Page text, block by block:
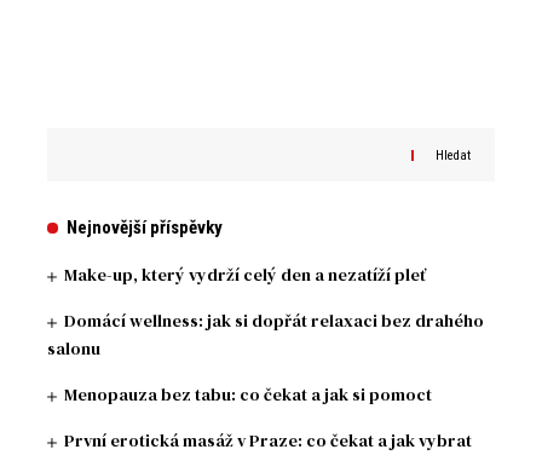
Hledat
Nejnovější příspěvky
Make-up, který vydrží celý den a nezatíží pleť
Domácí wellness: jak si dopřát relaxaci bez drahého
salonu
Menopauza bez tabu: co čekat a jak si pomoct
První erotická masáž v Praze: co čekat a jak vybrat